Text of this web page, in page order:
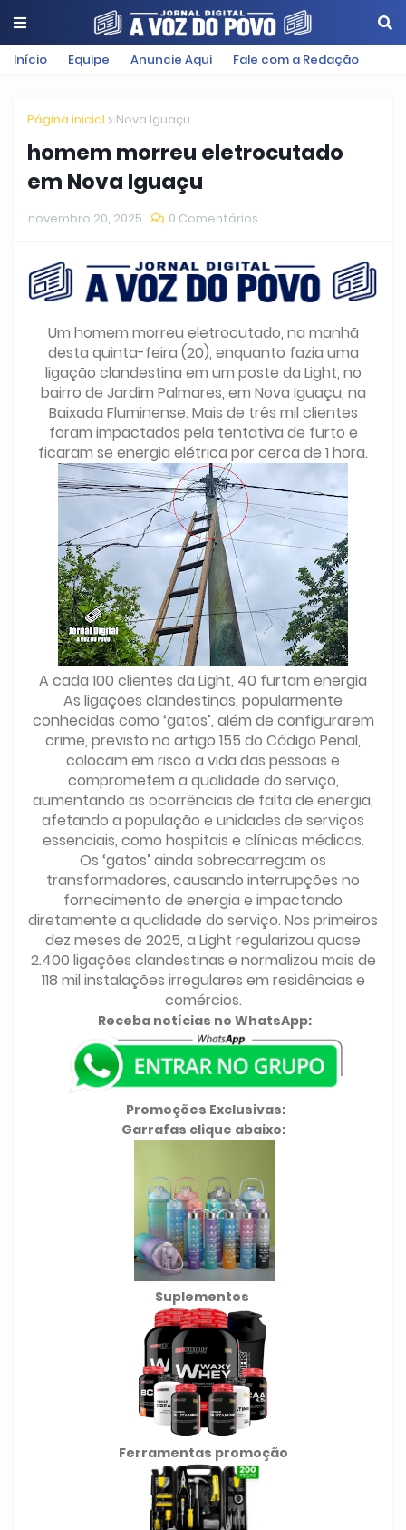
Início Equipe Anuncie Aqui Fale com a Redação
Página inicial Nova Iguaçu
homem morreu eletrocutado
em Nova Iguaçu
novembro 20, 2025 0 Comentários
Um homem morreu eletrocutado, na manhã
desta quinta-feira (20), enquanto fazia uma
ligação clandestina em um poste da Light, no
bairro de Jardim Palmares, em Nova Iguaçu, na
Baixada Fluminense. Mais de três mil clientes
foram impactados pela tentativa de furto e
ficaram se energia elétrica por cerca de 1 hora.
A cada 100 clientes da Light, 40 furtam energia
As ligações clandestinas, popularmente
conhecidas como ‘gatos’, além de configurarem
crime, previsto no artigo 155 do Código Penal,
colocam em risco a vida das pessoas e
comprometem a qualidade do serviço,
aumentando as ocorrências de falta de energia,
afetando a população e unidades de serviços
essenciais, como hospitais e clínicas médicas.
Os ‘gatos’ ainda sobrecarregam os
transformadores, causando interrupções no
fornecimento de energia e impactando
diretamente a qualidade do serviço. Nos primeiros
dez meses de 2025, a Light regularizou quase
2.400 ligações clandestinas e normalizou mais de
118 mil instalações irregulares em residências e
comércios.
Receba notícias no WhatsApp:
Promoções Exclusivas:
Garrafas clique abaixo:
Suplementos
Ferramentas promoção